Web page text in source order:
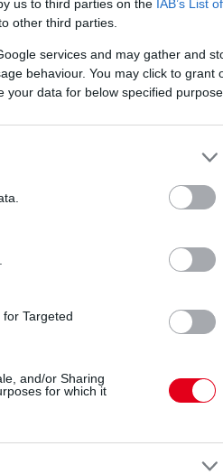
us to third parties on the IAB’s List of
other third parties.
services and may gather and
behaviour. You may click to grant
your data for below specified
Targeted
and/or Sharing
for which it
még, ahogyan
be.”
„Jó